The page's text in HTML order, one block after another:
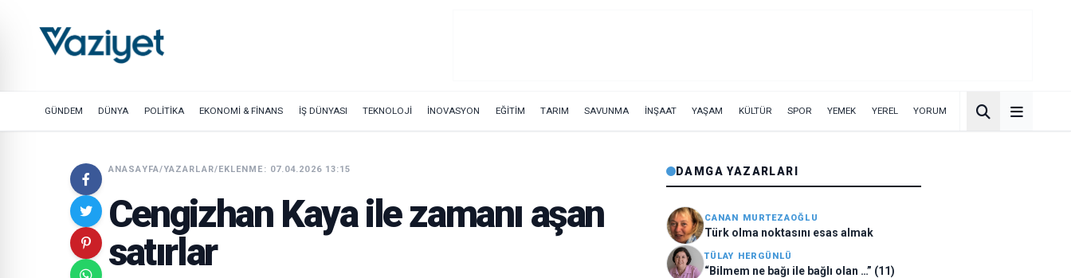
GÜNDEM DÜNYA POLİTİKA EKONOMİ & FİNANS İŞ DÜNYASI TEKNOLOJİ İNOVASYON EĞİTİM TARIM SAVUNMA İNŞAAT YAŞAM KÜLTÜR SPOR YEMEK YEREL YORUM
ANASAYFA/YAZARLAR/EKLENME: 07.04.2026 13:15
Cengizhan Kaya ile zamanı aşan
satırlar
DAMGA YAZARLARI
CANAN MURTEZAOĞLU
Türk olma noktasını esas almak
TÜLAY HERGÜNLÜ
“Bilmem ne bağı ile bağlı olan …” (11)